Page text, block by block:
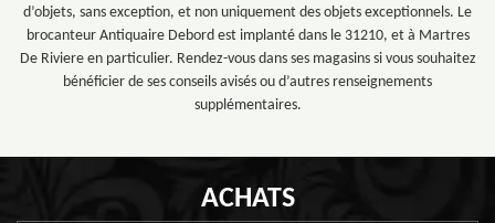
d’objets, sans exception, et non uniquement des objets exceptionnels. Le
brocanteur Antiquaire Debord est implanté dans le 31210, et à Martres
De Riviere en particulier. Rendez-vous dans ses magasins si vous souhaitez
bénéficier de ses conseils avisés ou d’autres renseignements
supplémentaires.
ACHATS